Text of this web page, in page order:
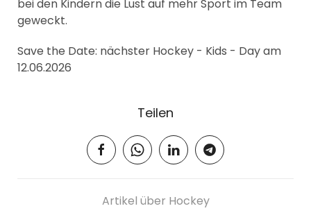
bei den Kindern die Lust auf mehr Sport im Team
geweckt.
Save the Date: nächster Hockey - Kids - Day am
12.06.2026
Teilen
Artikel über Hockey